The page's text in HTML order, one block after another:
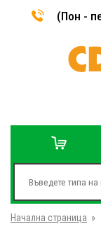
(Пон -
Начална страница »